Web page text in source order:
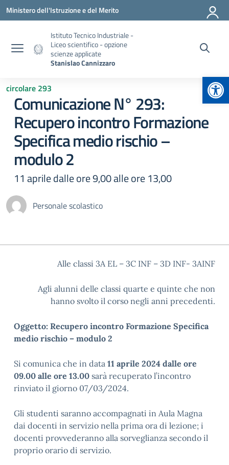
Vai ai contenuti
Vai al menu di navigazione
Vai al footer
Ministero dell'Istruzione e del Merito
Istituto Tecnico Industriale -
Liceo scientifico - opzione
scienze applicate
Stanislao Cannizzaro
circolare 293
Comunicazione N° 293:
Recupero incontro Formazione
Specifica medio rischio –
modulo 2
11 aprile dalle ore 9,00 alle ore 13,00
Personale scolastico
Alle classi 3A EL – 3C INF – 3D INF- 3AINF
Agli alunni delle classi quarte e quinte che non
hanno svolto il corso negli anni precedenti.
Oggetto: Recupero incontro Formazione Specifica
medio rischio – modulo 2
Si comunica che in data 11 aprile 2024 dalle ore
09.00 alle ore 13.00 sarà recuperato l’incontro
rinviato il giorno 07/03/2024.
Gli studenti saranno accompagnati in Aula Magna
dai docenti in servizio nella prima ora di lezione; i
docenti provvederanno alla sorveglianza secondo il
proprio orario di servizio.